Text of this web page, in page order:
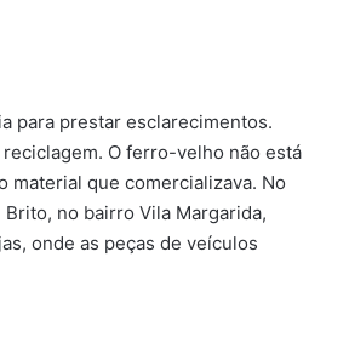
para prestar esclarecimentos.
O ferro-velho não está
material que comercializava. No
no bairro Vila Margarida,
onde as peças de veículos